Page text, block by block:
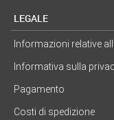
LEGALE
Informazioni relative
Informativa sulla
Pagamento
Costi di spedizione